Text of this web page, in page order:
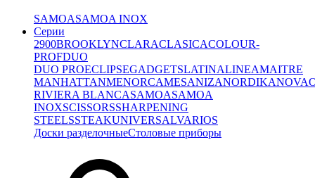
SAMOASAMOA INOX
Серии
2900BROOKLYNCLARACLASICACOLOUR-
PROFDUO
DUO PROECLIPSEGADGETSLATINALINEAMAITRE
MANHATTANMENORCAMESANIZANORDIKANOVA
RIVIERA BLANCASAMOASAMOA
INOXSCISSORSSHARPENING
STEELSSTEAKUNIVERSALVARIOS
Доски разделочныеСтоловые приборы